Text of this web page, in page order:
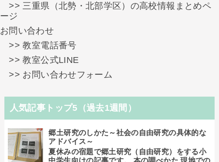
>> 三重県（北勢・北部学区）の高校情報まとめペ
ージ
お問い合わせ
>> 教室電話番号
>> 教室公式LINE
>> お問い合わせフォーム
人気記事トップ5（過去1週間）
郷土研究のしかた～社会の自由研究の具体的な
アドバイス～
夏休みの宿題で郷土研究（自由研究）をする小
中学生向けの記事です。 本の調べかた 現地での